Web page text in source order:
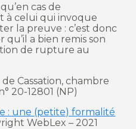
cas de
à celui qui invoque
la preuve : c’est donc
a bien remis son
de rupture au
Cassation, chambre
20-12801 (NP)
: une (petite) formalité
WebLex – 2021